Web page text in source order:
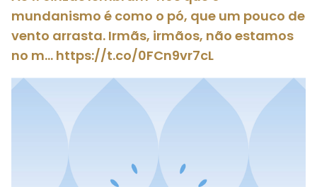
mundanismo é como o pó, que um pouco de
vento arrasta. Irmãs, irmãos, não estamos
no m… https://t.co/0FCn9vr7cL